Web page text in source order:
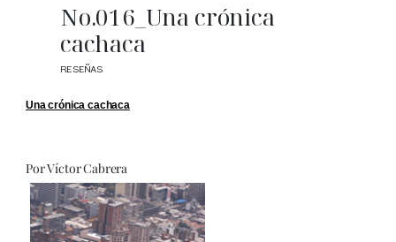
No.016_Una crónica
cachaca
RESEÑAS
Una crónica cachaca
Por Víctor Cabrera